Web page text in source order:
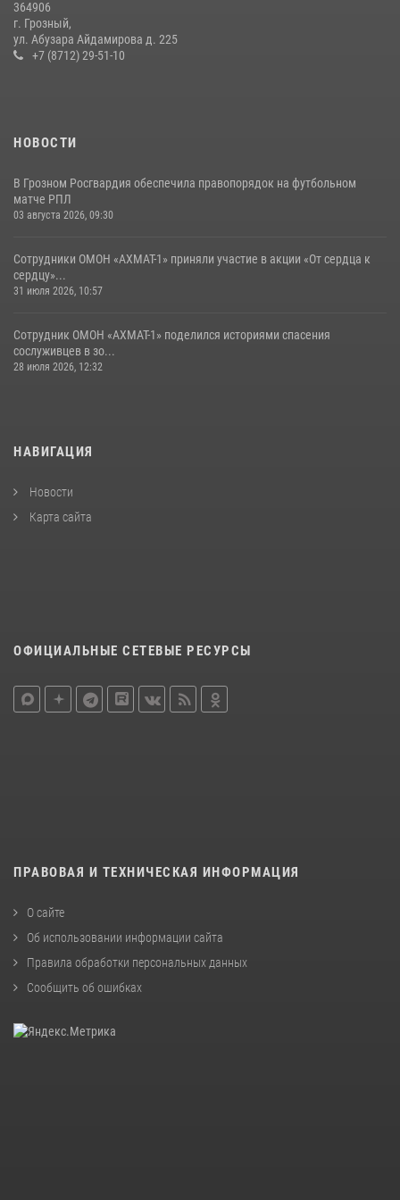
Сотрудники ОМОН «АХМАТ-1» приняли участие в акции «От сердца к
сердцу»
364906
г. Грозный,
ул. Абузара Айдамирова д. 225
+7 (8712) 29-51-10
НОВОСТИ
В Грозном Росгвардия обеспечила правопорядок на футбольном
матче РПЛ
03 августа 2026, 09:30
Сотрудники ОМОН «АХМАТ-1» приняли участие в акции «От сердца к
сердцу»...
31 июля 2026, 10:57
Сотрудник ОМОН «АХМАТ-1» поделился историями спасения
сослуживцев в зо...
28 июля 2026, 12:32
НАВИГАЦИЯ
Новости
Карта сайта
ОФИЦИАЛЬНЫЕ СЕТЕВЫЕ РЕСУРСЫ
ПРАВОВАЯ И ТЕХНИЧЕСКАЯ ИНФОРМАЦИЯ
О сайте
Об использовании информации сайта
Правила обработки персональных данных
Сообщить об ошибках